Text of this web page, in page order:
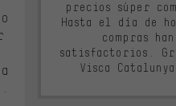
precios súper
Hasta el día de
compras
satisfactorios.
Visca